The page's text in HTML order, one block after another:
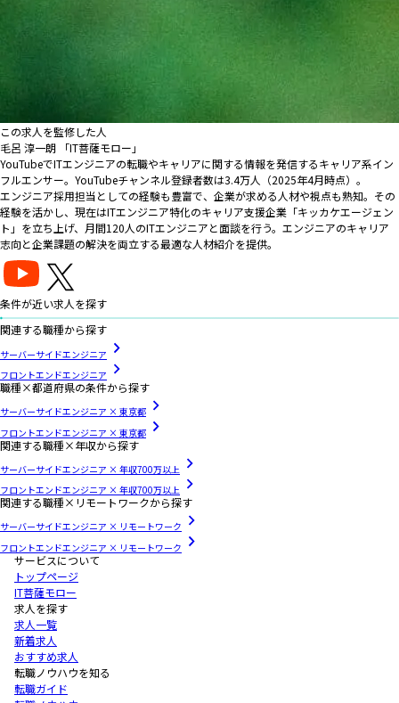
この求人を監修した人
毛呂 淳一朗 「IT菩薩モロー」
YouTubeでITエンジニアの転職やキャリアに関する情報を発信するキャリア系イン
フルエンサー。YouTubeチャンネル登録者数は3.4万人（2025年4月時点）。
エンジニア採用担当としての経験も豊富で、企業が求める人材や視点も熟知。その
経験を活かし、現在はITエンジニア特化のキャリア支援企業「キッカケエージェン
ト」を立ち上げ、月間120人のITエンジニアと面談を行う。エンジニアのキャリア
志向と企業課題の解決を両立する最適な人材紹介を提供。
条件が近い求人を探す
関連する職種から探す
サーバーサイドエンジニア
フロントエンドエンジニア
職種×都道府県の条件から探す
サーバーサイドエンジニア × 東京都
フロントエンドエンジニア × 東京都
関連する職種×年収から探す
サーバーサイドエンジニア × 年収700万以上
フロントエンドエンジニア × 年収700万以上
関連する職種×リモートワークから探す
サーバーサイドエンジニア × リモートワーク
フロントエンドエンジニア × リモートワーク
サービスについて
トップページ
IT菩薩モロー
求人を探す
求人一覧
新着求人
おすすめ求人
転職ノウハウを知る
転職ガイド